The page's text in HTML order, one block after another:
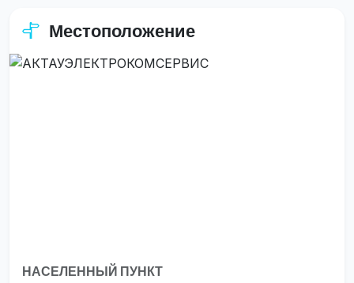
Местоположение
НАСЕЛЕННЫЙ ПУНКТ